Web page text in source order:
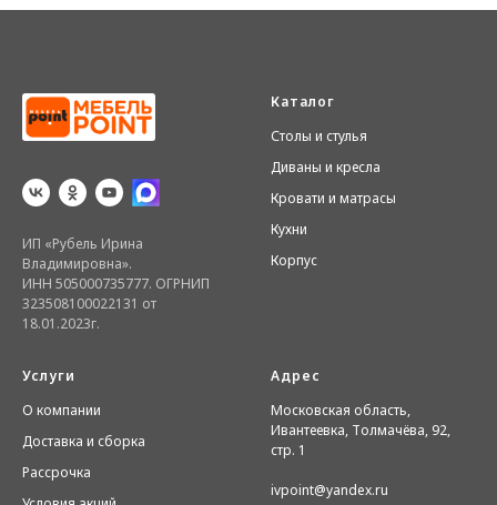
ИП «Рубель Ирина
Владимировна».
ИНН 505000735777. ОГРНИП
323508100022131 от
18.01.2023г.
Каталог
Столы и стулья
Диваны и кресла
Кровати и матрасы
Кухни
Корпус
Услуги
О компании
Доставка и сборка
Рассрочка
Адрес
Московская область,
Ивантеевка, Толмачёва, 92,
стр. 1
ivpoint@yandex.ru